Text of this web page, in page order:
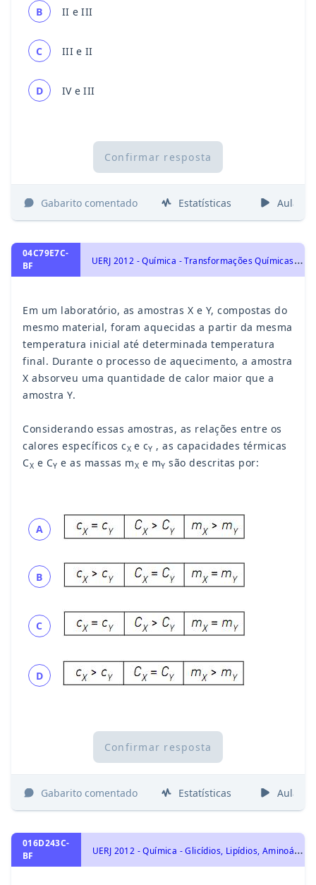
B II e III
C III e II
D IV e III
Confirmar resposta
Gabarito comentado Estatísticas Aulas
04C79E7C-
BF
U
ERJ 2012 - Química - Transformações Químicas e Energia, Termoquímica: Energia Calorífica, Calor de reação, Entalpia, Equações e Lei de Hess.
Em um laboratório, as amostras X e Y, compostas do
mesmo material, foram aquecidas a partir da mesma
temperatura inicial até determinada temperatura
final. Durante o processo de aquecimento, a amostra
X absorveu uma quantidade de calor maior que a
amostra Y.
Considerando essas amostras, as relações entre os
calores específicos cX e cY , as capacidades térmicas
CX e CY e as massas mX e mY são descritas por:
A
B
C
D
Confirmar resposta
Gabarito comentado Estatísticas Aulas
016D243C-
BF
U
ERJ 2012 - Química - Glicídios, Lipídios, Aminoácidos e Proteínas., Química Orgânica